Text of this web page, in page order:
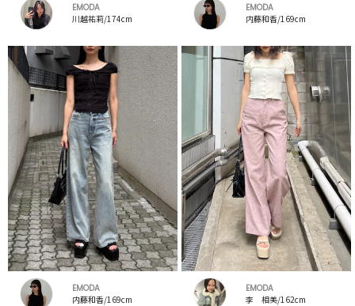
EMODA
川越祐莉/174cm
EMODA
内藤和香/169cm
EMODA
内藤和香/169cm
EMODA
李 相美/162cm